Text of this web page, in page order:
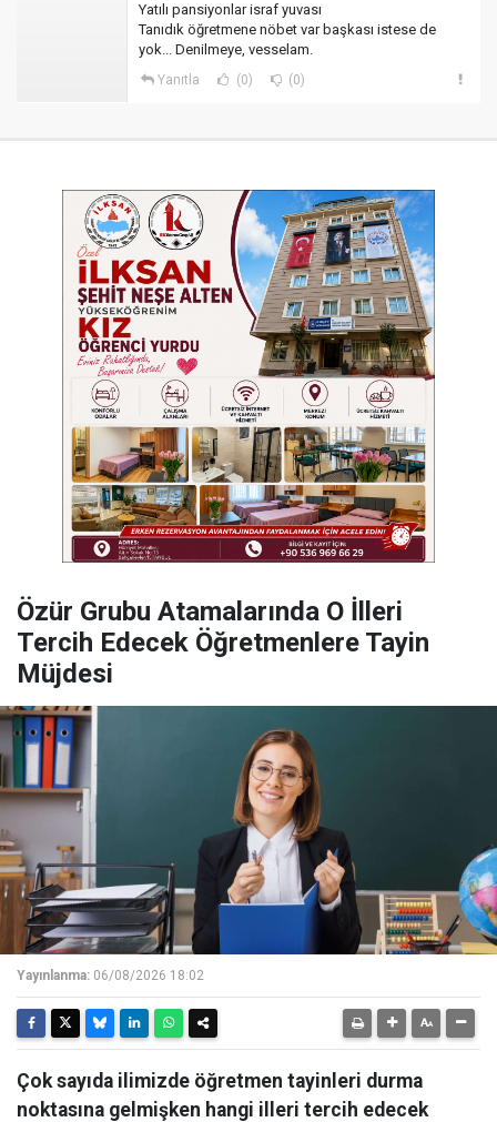
Yatılı pansiyonlar israf yuvası
Tanıdık öğretmene nöbet var başkası istese de
yok... Denilmeye, vesselam.
Yanıtla (0) (0)
Özür Grubu Atamalarında O İlleri
Tercih Edecek Öğretmenlere Tayin
Müjdesi
Yayınlanma: 06/08/2026 18:02
Çok sayıda ilimizde öğretmen tayinleri durma
noktasına gelmişken hangi illeri tercih edecek